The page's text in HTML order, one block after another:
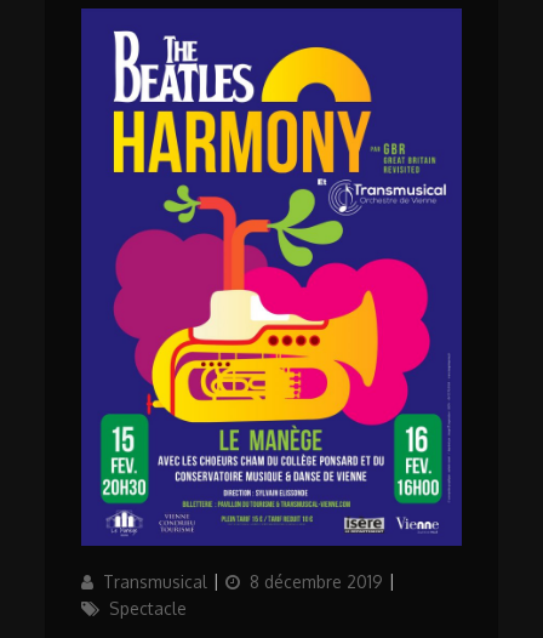
Author
Transmusical
Updated
8 décembre 2019
Spectacle